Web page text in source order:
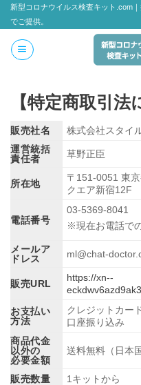
Skip
to
content
新型コロナウイルス検査キット.com
でご提供。
【特定商取引法
販売社名
株式会社スタイ
運営統括
責任者
草野正臣
所在地
〒151-0051 東
クエア新宿12F
電話番号
03-5369-8041
※現在お電話で
メールア
ドレス
ml@chat-
販売URL
https://xn--
お支払い
方法
クレジットカー
口座振り込み
商品代金
以外の
必要金額
送料無料（日本
販売数量 1キットから